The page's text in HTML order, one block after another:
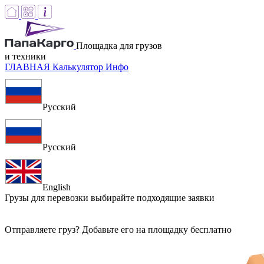
Площадка для грузов
и техники
ГЛАВНАЯ Калькулятор Инфо
Русский
Русский
English
Грузы для перевозки выбирайте подходящие заявки
Отправляете груз? Добавьте его на площадку бесплатно